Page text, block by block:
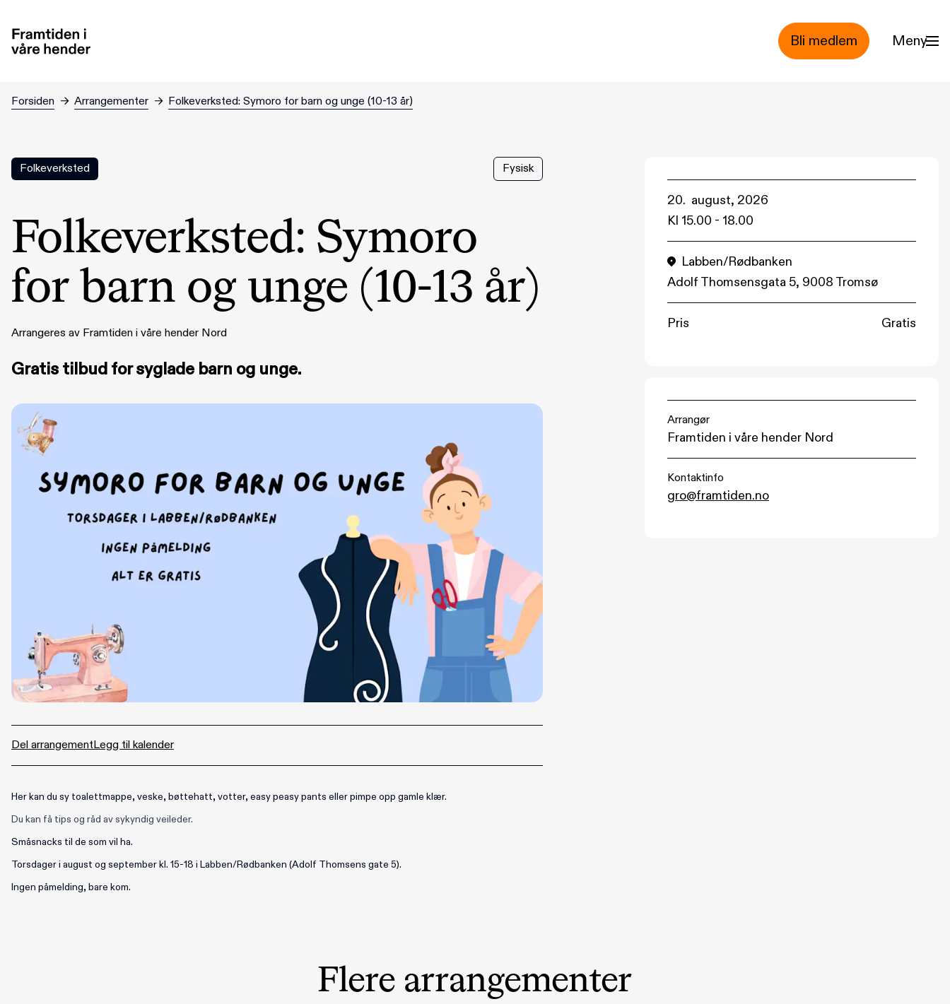
Bli medlem Meny
Forsiden → Arrangementer → Folkeverksted: Symoro for barn og unge (10-13 år)
Folkeverksted Fysisk
Folkeverksted: Symoro
for barn og unge (10-13 år)
Arrangeres av Framtiden i våre hender Nord
Gratis tilbud for syglade barn og unge.
20. august, 2026
Kl 15.00 - 18.00
Labben/Rødbanken
Adolf Thomsensgata 5, 9008 Tromsø
Pris Gratis
Arrangør
Framtiden i våre hender Nord
Kontaktinfo
gro@framtiden.no
Del arrangementLegg til kalender
Her kan du sy toalettmappe, veske, bøttehatt, votter, easy peasy pants eller pimpe opp gamle klær.
Du kan få tips og råd avsykyndig veileder.
Småsnacks til de som vil ha.
Torsdager i august og september kl. 15-18 i Labben/Rødbanken (Adolf Thomsens gate 5).
Ingen påmelding, bare kom.
Flere arrangementer